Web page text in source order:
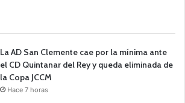
La AD San Clemente cae por la mínima ante
el CD Quintanar del Rey y queda eliminada de
la Copa JCCM
Hace 7 horas